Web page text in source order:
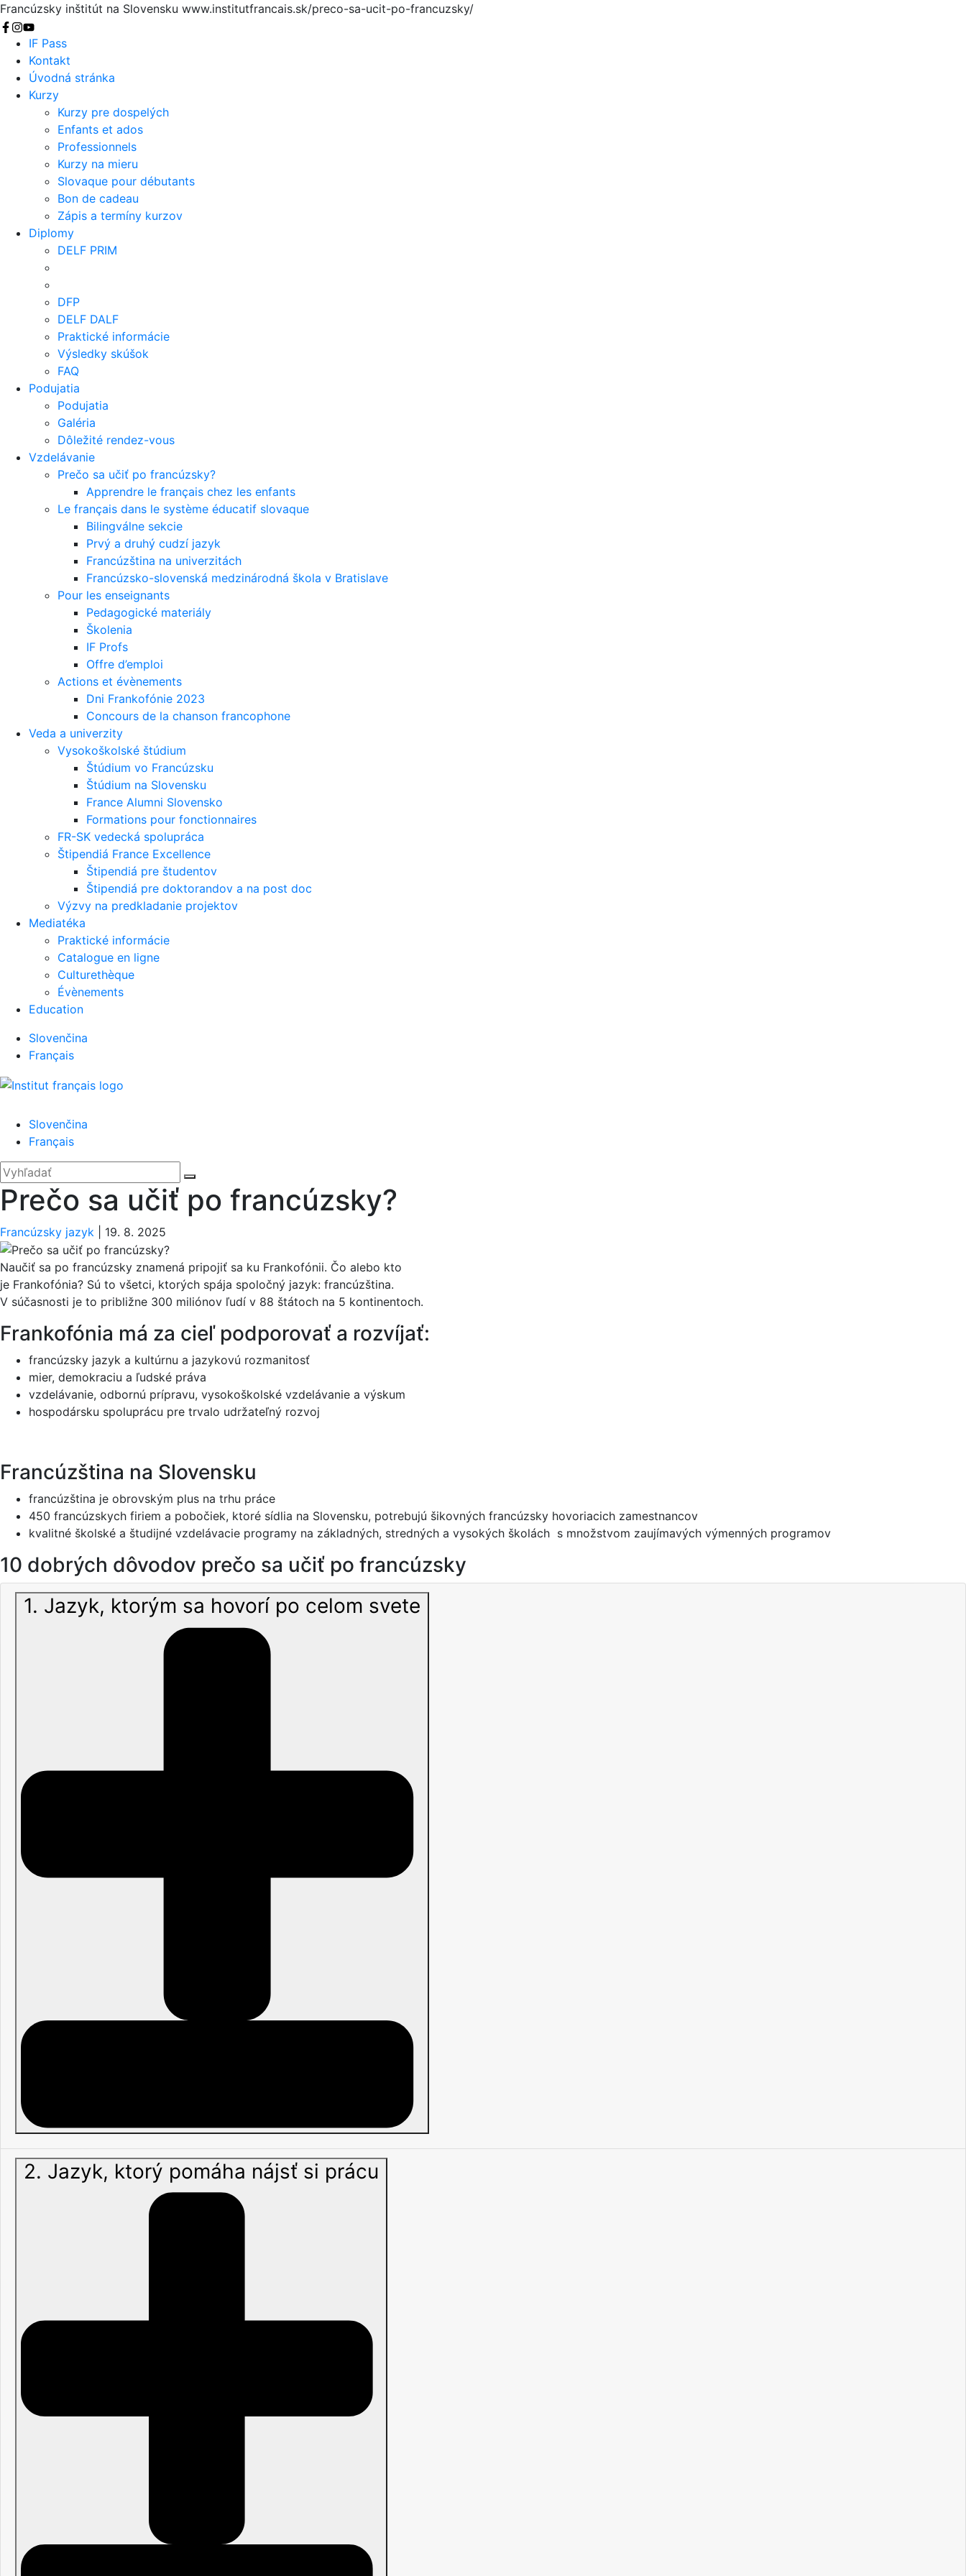
Francúzsky inštitút na Slovensku www.institutfrancais.sk/preco-sa-ucit-po-francuzsky/
Vyhľadať
IF Pass
Kontakt
Úvodná stránka
Kurzy
Kurzy pre dospelých
Enfants et ados
Professionnels
Kurzy na mieru
Slovaque pour débutants
Bon de cadeau
Zápis a termíny kurzov
Diplomy
DELF PRIM
DFP
DELF DALF
Praktické informácie
Výsledky skúšok
FAQ
Podujatia
Podujatia
Galéria
Dôležité rendez-vous
Vzdelávanie
Prečo sa učiť po francúzsky?
Apprendre le français chez les enfants
Le français dans le système éducatif slovaque
Bilingválne sekcie
Prvý a druhý cudzí jazyk
Francúzština na univerzitách
Francúzsko-slovenská medzinárodná škola v Bratislave
Pour les enseignants
Pedagogické materiály
Školenia
IF Profs
Offre d’emploi
Actions et évènements
Dni Frankofónie 2023
Concours de la chanson francophone
Veda a univerzity
Vysokoškolské štúdium
Štúdium vo Francúzsku
Štúdium na Slovensku
France Alumni Slovensko
Formations pour fonctionnaires
FR-SK vedecká spolupráca
Štipendiá France Excellence
Štipendiá pre študentov
Štipendiá pre doktorandov a na post doc
Výzvy na predkladanie projektov
Mediatéka
Praktické informácie
Catalogue en ligne
Culturethèque
Évènements
Education
Slovenčina
Français
Slovenčina
Français
'.__('Search').'
Zatvoriť
Hľadať:
Prečo sa učiť po francúzsky?
Francúzsky jazyk 19. 8. 2025
Naučiť sa po francúzsky znamená pripojiť sa ku Frankofónii. Čo alebo kto
je Frankofónia? Sú to všetci, ktorých spája spoločný jazyk: francúzština.
V súčasnosti je to približne 300 miliónov ľudí v 88 štátoch na 5 kontinentoch.
Frankofónia má za cieľ podporovať a rozvíjať:
francúzsky jazyk a kultúrnu a jazykovú rozmanitosť
mier, demokraciu a ľudské práva
vzdelávanie, odbornú prípravu, vysokoškolské vzdelávanie a výskum
hospodársku spoluprácu pre trvalo udržateľný rozvoj
Francúzština na Slovensku
francúzština je obrovským plus na trhu práce
450 francúzskych firiem a pobočiek, ktoré sídlia na Slovensku, potrebujú šikovných francúzsky hovoriacich zamestnancov
kvalitné školské a študijné vzdelávacie programy na základných, stredných a vysokých školách s množstvom zaujímavých výmenných programov
10 dobrých dôvodov prečo sa učiť po francúzsky